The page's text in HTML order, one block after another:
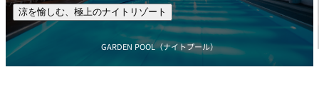
サービスア
ートメント 朝食のご案内 ディナ ーご優待
のご案内
誕生日や記念日の
お祝いに
THE SKY ラン ンジ ィックス 東京
スイーツ
SATSUKI ルメ・パリ
グ ムービー
SUPER-
TOKYO
ホテルへのアクセ
涼を愉しむ、極上のナイトリゾート
GARDEN POOL（ナイトプール）